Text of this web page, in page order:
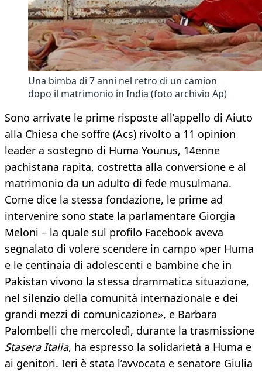
Una bimba di 7 anni nel retro di un camion
dopo il matrimonio in India (foto archivio Ap)
Sono arrivate le prime risposte all’appello di Aiuto
alla Chiesa che soffre (Acs) rivolto a 11 opinion
leader a sostegno di Huma Younus, 14enne
pachistana rapita, costretta alla conversione e al
matrimonio da un adulto di fede musulmana.
Come dice la stessa fondazione, le prime ad
intervenire sono state la parlamentare Giorgia
Meloni – la quale sul profilo Facebook aveva
segnalato di volere scendere in campo «per Huma
e le centinaia di adolescenti e bambine che in
Pakistan vivono la stessa drammatica situazione,
nel silenzio della comunità internazionale e dei
grandi mezzi di comunicazione», e Barbara
Palombelli che mercoledì, durante la trasmissione
Stasera Italia, ha espresso la solidarietà a Huma e
ai genitori. Ieri è stata l’avvocata e senatore Giulia